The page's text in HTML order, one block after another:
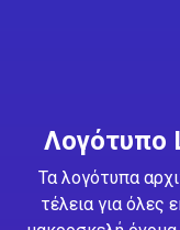
Λογότυπο
Τα λογότυπα
τέλεια για όλες